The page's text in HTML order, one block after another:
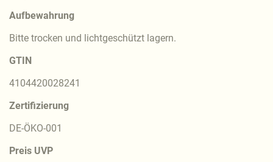
Aufbewahrung
Bitte trocken und lichtgeschützt lagern.
GTIN
4104420028241
Zertifizierung
DE-ÖKO-001
Preis UVP